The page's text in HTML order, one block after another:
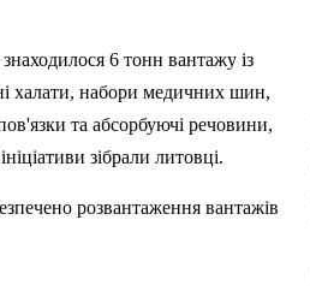
6 тонн вантажу із
халати, набори медичних шин,
та абсорбуючі речовини,
зібрали литовці.
розвантаження вантажів